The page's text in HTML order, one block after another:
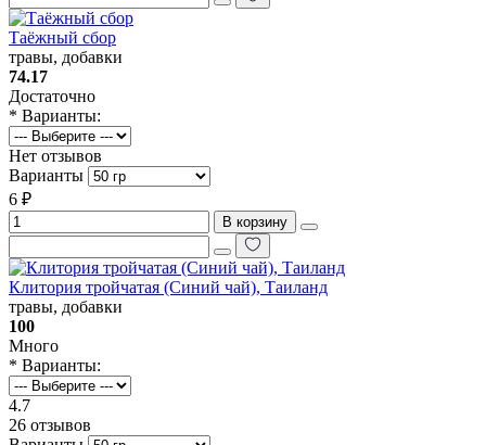
Таёжный сбор
травы, добавки
74.17
Достаточно
* Варианты:
Нет отзывов
Варианты
6 ₽
В корзину
Клитория тройчатая (Синий чай), Таиланд
травы, добавки
100
Много
* Варианты:
4.7
26 отзывов